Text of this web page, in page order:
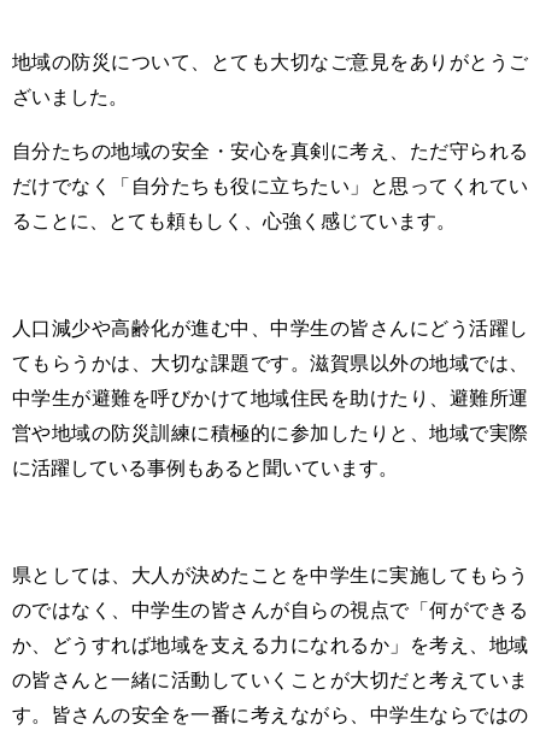
地域の防災について、とても大切なご意見をありがとうご
ざいました。
自分たちの地域の安全・安心を真剣に考え、ただ守られる
だけでなく「自分たちも役に立ちたい」と思ってくれてい
ることに、とても頼もしく、心強く感じています。
人口減少や高齢化が進む中、中学生の皆さんにどう活躍し
てもらうかは、大切な課題です。滋賀県以外の地域では、
中学生が避難を呼びかけて地域住民を助けたり、避難所運
営や地域の防災訓練に積極的に参加したりと、地域で実際
に活躍している事例もあると聞いています。
県としては、大人が決めたことを中学生に実施してもらう
のではなく、中学生の皆さんが自らの視点で「何ができる
か、どうすれば地域を支える力になれるか」を考え、地域
の皆さんと一緒に活動していくことが大切だと考えていま
す。皆さんの安全を一番に考えながら、中学生ならではの